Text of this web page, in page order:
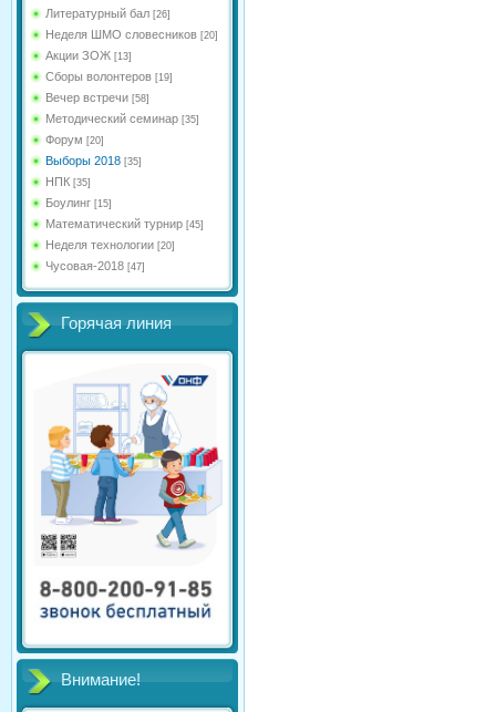
Литературный бал [26]
Неделя ШМО словесников [20]
Акции ЗОЖ [13]
Сборы волонтеров [19]
Вечер встречи [58]
Методический семинар [35]
Форум [20]
Выборы 2018 [35]
НПК [35]
Боулинг [15]
Математический турнир [45]
Неделя технологии [20]
Чусовая-2018 [47]
Горячая линия
Внимание!